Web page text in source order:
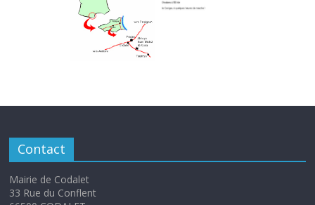
Contact
Mairie de Codalet
33 Rue du Conflent